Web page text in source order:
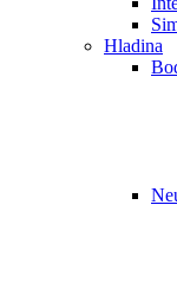
Hladina